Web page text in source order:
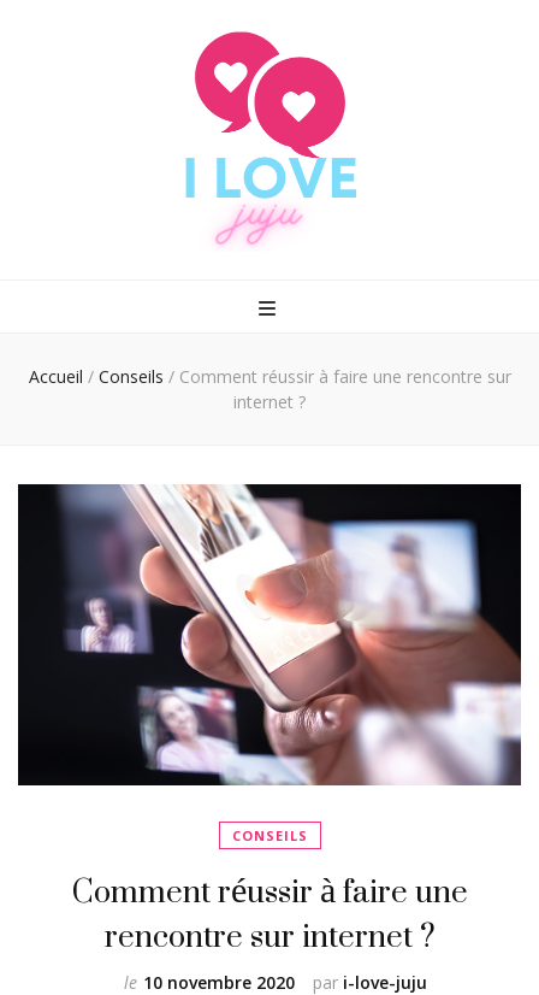
I love juju
Accueil / Conseils / Comment réussir à faire une rencontre sur
internet ?
CONSEILS
Comment réussir à faire une
rencontre sur internet ?
par i-love-juju
le 10 novembre 2020